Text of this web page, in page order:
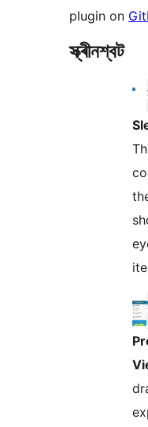
plugin on
স্ক্ৰীনশ্বট